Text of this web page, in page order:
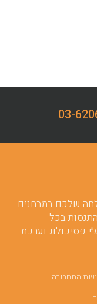
שלכם במבחנים.
בכל
פסיכולוג וערכת
התחבורה